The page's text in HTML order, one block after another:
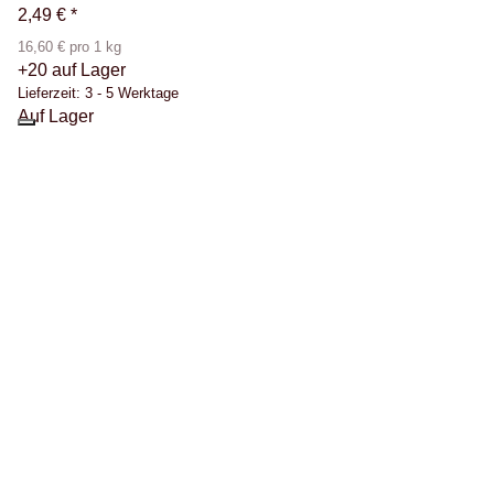
2,49 € *
16,60 € pro 1 kg
+20 auf Lager
Lieferzeit: 3 - 5 Werktage
Auf Lager